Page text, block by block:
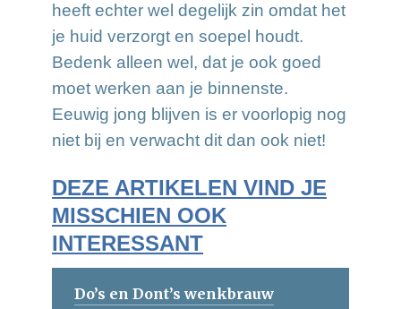
heeft echter wel degelijk zin omdat het
je huid verzorgt en soepel houdt.
Bedenk alleen wel, dat je ook goed
moet werken aan je binnenste.
Eeuwig jong blijven is er voorlopig nog
niet bij en verwacht dit dan ook niet!
DEZE ARTIKELEN VIND JE
MISSCHIEN OOK
INTERESSANT
Do’s en Dont’s wenkbrauw